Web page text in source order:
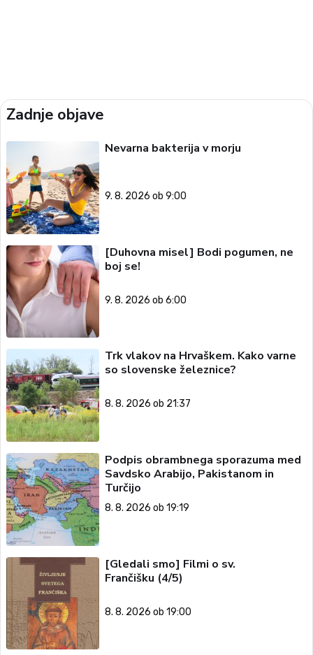
Zadnje objave
Nevarna bakterija v morju
9. 8. 2026 ob 9:00
[Duhovna misel] Bodi pogumen, ne
boj se!
9. 8. 2026 ob 6:00
Trk vlakov na Hrvaškem. Kako varne
so slovenske železnice?
8. 8. 2026 ob 21:37
Podpis obrambnega sporazuma med
Savdsko Arabijo, Pakistanom in
Turčijo
8. 8. 2026 ob 19:19
[Gledali smo] Filmi o sv.
Frančišku (4/5)
8. 8. 2026 ob 19:00